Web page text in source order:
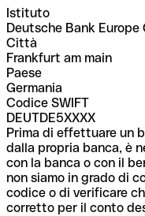
Istituto
Deutsche Bank Europe
Città
Frankfurt am main
Paese
Germania
Codice SWIFT
DEUTDE5XXXX
Prima di effettuare un
dalla propria banca, è
con la banca o con il
non siamo in grado di
codice o di verificare
corretto per il conto